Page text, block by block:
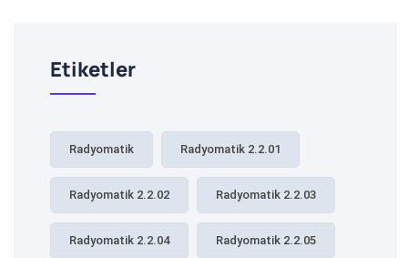
Etiketler
Radyomatik Radyomatik 2.2.01
Radyomatik 2.2.02 Radyomatik 2.2.03
Radyomatik 2.2.04 Radyomatik 2.2.05